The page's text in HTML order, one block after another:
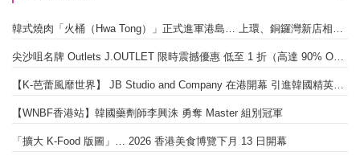
【WNBF香港站】韓國藥劑師李興洙 勇奪 Master 組別冠軍
「擴大 K-Food 版圖」… 2026 香港美食博覽下月 13 日開幕